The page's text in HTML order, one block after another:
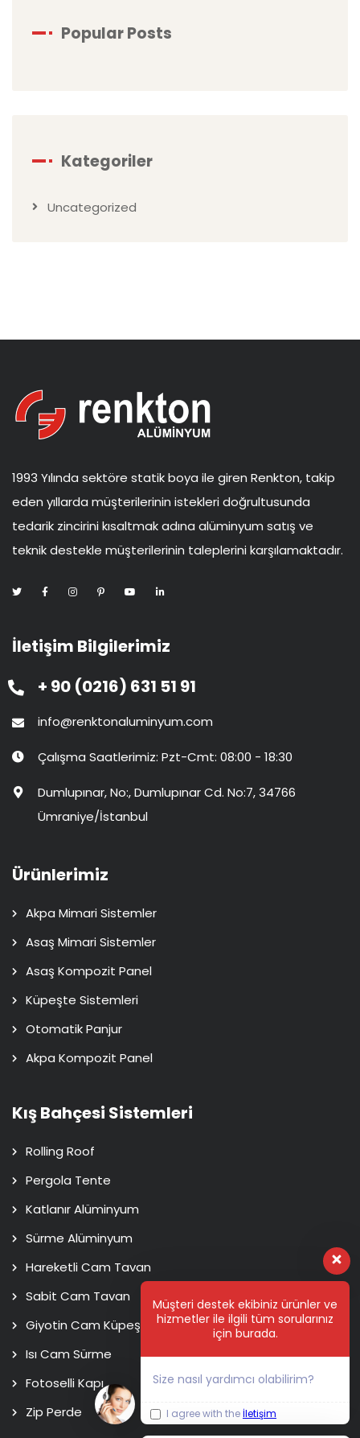
Popular Posts
Kategoriler
Uncategorized
1993 Yılında sektöre statik boya ile giren Renkton, takip
eden yıllarda müşterilerinin istekleri doğrultusunda
tedarik zincirini kısaltmak adına alüminyum satış ve
teknik destekle müşterilerinin taleplerini karşılamaktadır.
İletişim Bilgilerimiz
+ 90 (0216) 631 51 91
info@renktonaluminyum.com
Çalışma Saatlerimiz: Pzt-Cmt: 08:00 - 18:30
Dumlupınar, No:, Dumlupınar Cd. No:7, 34766
Ümraniye/İstanbul
Ürünlerimiz
Akpa Mimari Sistemler
Asaş Mimari Sistemler
Asaş Kompozit Panel
Küpeşte Sistemleri
Otomatik Panjur
Akpa Kompozit Panel
Kış Bahçesi Sistemleri
Rolling Roof
Pergola Tente
Katlanır Alüminyum
Sürme Alüminyum
Hareketli Cam Tavan
Sabit Cam Tavan
Giyotin Cam Küpeşte
Isı Cam Sürme
Fotoselli Kapı
Zip Perde
Müşteri destek ekibiniz ürünler ve
hizmetler ile ilgili tüm sorularınız
için burada.
Size nasıl yardımcı olabilirim?
I agree with the İletişim